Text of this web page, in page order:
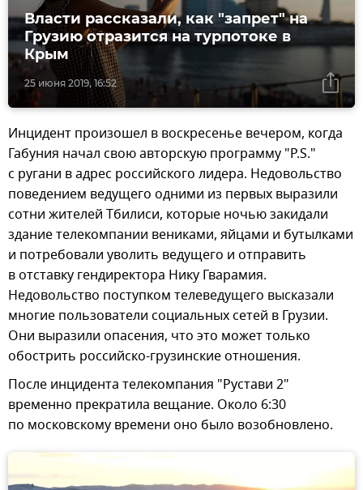
25 июня 2019, 16:52
Власти рассказали, как "запрет" на
Грузию отразится на турпотоке в
Крым
Инцидент произошел в воскресенье вечером, когда
Габуния начал свою авторскую программу "P.S."
с ругани в адрес российского лидера. Недовольство
поведением ведущего одними из первых выразили
сотни жителей Тбилиси, которые ночью закидали
здание телекомпании вениками, яйцами и бутылками
и потребовали уволить ведущего и отправить
в отставку гендиректора Нику Гварамия.
Недовольство поступком телеведущего высказали
многие пользователи социальных сетей в Грузии.
Они выразили опасения, что это может только
обострить российско-грузинские отношения.
После инцидента телекомпания "Рустави 2"
временно прекратила вещание. Около 6:30
по московскому времени оно было возобновлено.